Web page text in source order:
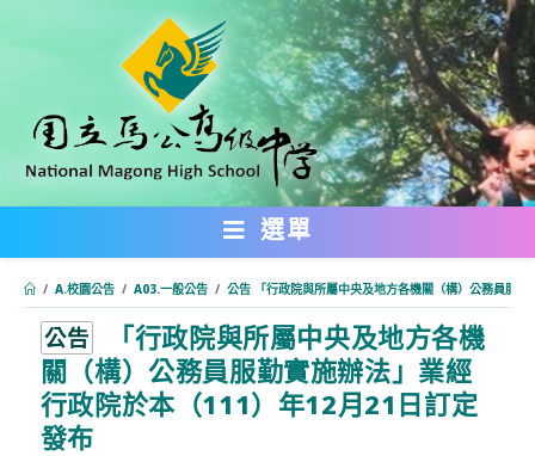
內
選單
/ A.校園公告 / A03.一般公告 / 公告 「行政院與所屬中央及地方各機關（構）公務員服
公告
「行政院與所屬中央及地方各機
關（構）公務員服勤實施辦法」業經
行政院於本（111）年12月21日訂定
發布